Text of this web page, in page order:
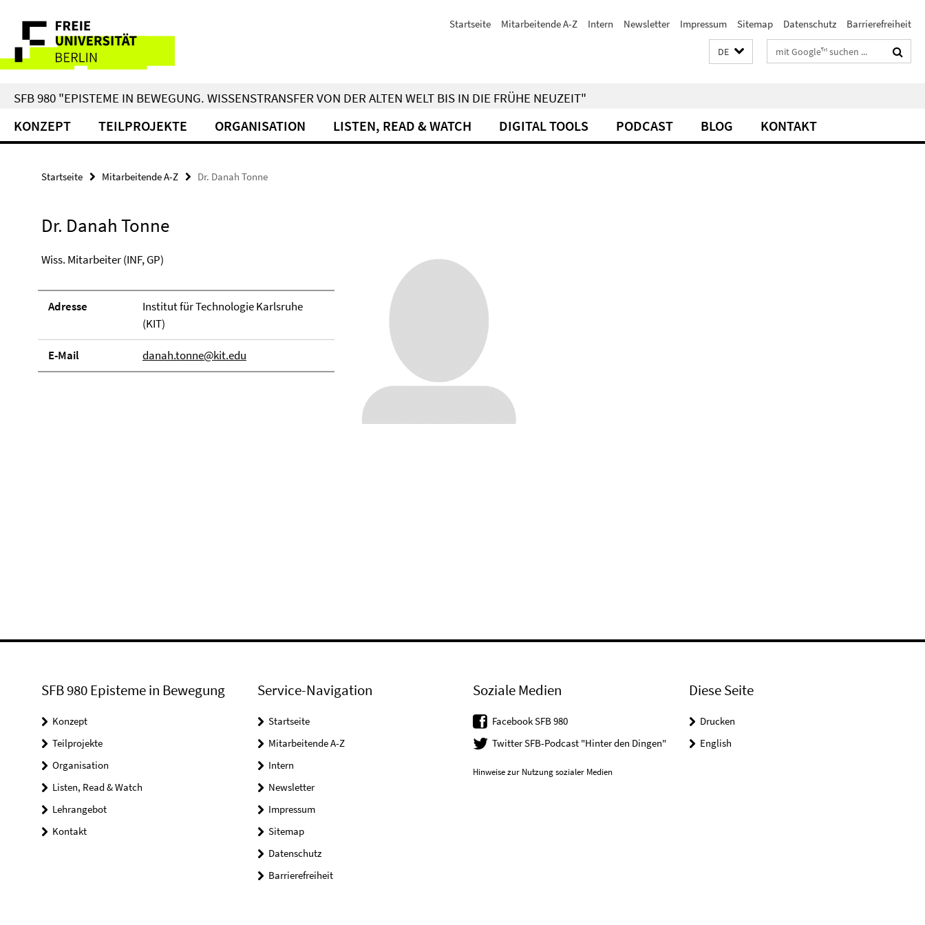
direkt
Inhalt
Service-
Navigation
Startseite Mitarbeitende A-Z Intern Newsletter Impressum Sitemap Datenschutz Barrierefreiheit
DE Suchbegriffe
SFB 980 "EPISTEME IN BEWEGUNG. WISSENSTRANSFER VON DER ALTEN WELT BIS IN DIE FRÜHE NEUZEIT"
KONZEPT TEILPROJEKTE ORGANISATION LISTEN, READ & WATCH DIGITAL TOOLS PODCAST BLOG KONTAKT
Startseite Mitarbeitende A-Z Dr. Danah Tonne
Dr. Danah Tonne
Wiss. Mitarbeiter (INF, GP)
Adresse
Institut für Technologie Karlsruhe
(KIT)
E-Mail danah.tonne@kit.edu
SFB 980 Episteme in Bewegung
Konzept
Teilprojekte
Organisation
Listen, Read & Watch
Lehrangebot
Kontakt
Service-Navigation
Startseite
Mitarbeitende A-Z
Intern
Newsletter
Impressum
Sitemap
Datenschutz
Barrierefreiheit
Soziale Medien
Facebook SFB 980
Twitter SFB-Podcast "Hinter den Dingen"
Hinweise zur Nutzung sozialer Medien
Diese Seite
Drucken
English